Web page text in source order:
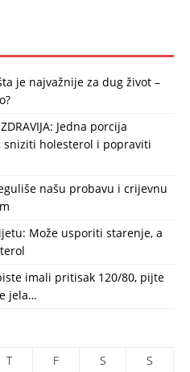
je najvažnije za dug život –
Jedna porcija
sniziti holesterol i popraviti
našu probavu i crijevnu
Može usporiti starenje, a
imali pritisak 120/80, pijte
jela…
T F S
S